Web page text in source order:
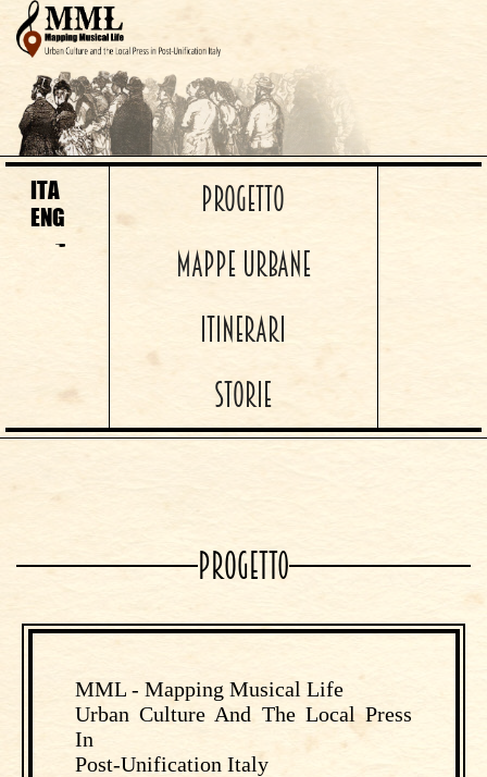
ITA
ENG
PROGETTO
MAPPE URBANE
ITINERARI
STORIE
PROGETT0
MML - Mapping Musical Life
Urban Culture And The Local Press
In
Post-Unification Italy